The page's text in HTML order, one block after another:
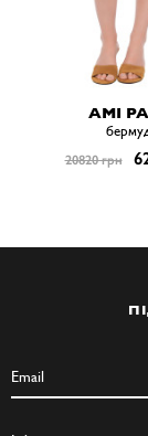
AMI
20820 грн